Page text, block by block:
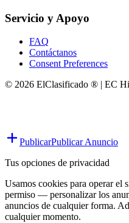
Servicio y Apoyo
FAQ
Contáctanos
Consent Preferences
© 2026 ElClasificado ® | EC
PublicarPublicar Anuncio
Tus opciones de privacidad
Usamos cookies para operar
permiso — personalizar los
anuncios de cualquier forma.
cualquier momento.